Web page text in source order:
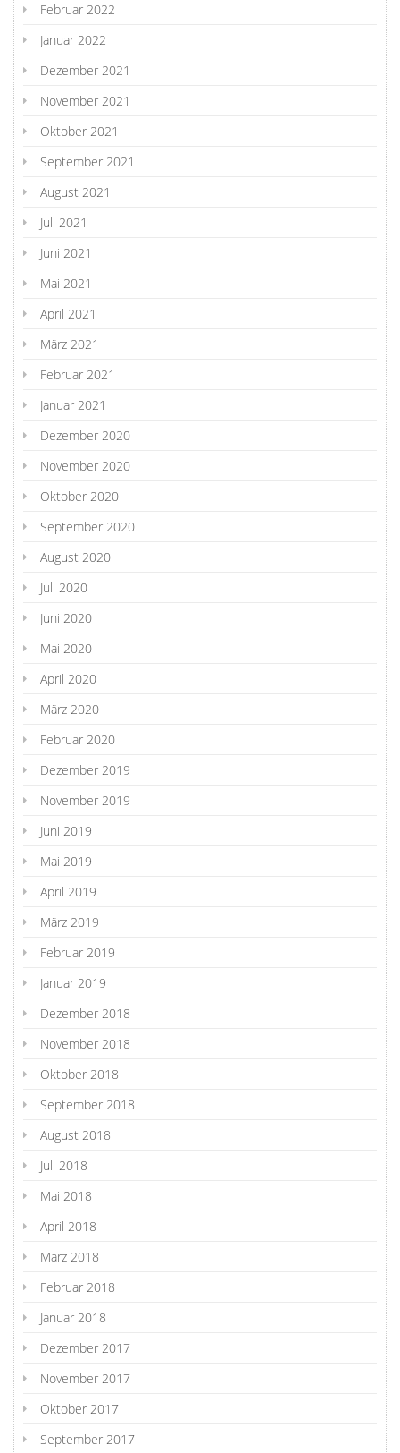
Februar 2022
Januar 2022
Dezember 2021
November 2021
Oktober 2021
September 2021
August 2021
Juli 2021
Juni 2021
Mai 2021
April 2021
März 2021
Februar 2021
Januar 2021
Dezember 2020
November 2020
Oktober 2020
September 2020
August 2020
Juli 2020
Juni 2020
Mai 2020
April 2020
März 2020
Februar 2020
Dezember 2019
November 2019
Juni 2019
Mai 2019
April 2019
März 2019
Februar 2019
Januar 2019
Dezember 2018
November 2018
Oktober 2018
September 2018
August 2018
Juli 2018
Mai 2018
April 2018
März 2018
Februar 2018
Januar 2018
Dezember 2017
November 2017
Oktober 2017
September 2017